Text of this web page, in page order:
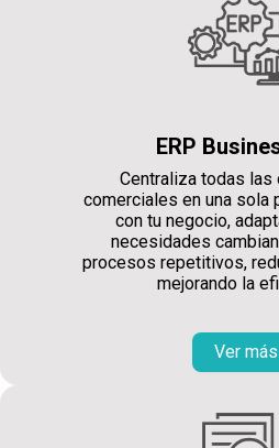
ERP
Centraliza todas las
comerciales en una sola
con tu negocio,
necesidades
procesos repetitivos,
mejorando la
Ver más